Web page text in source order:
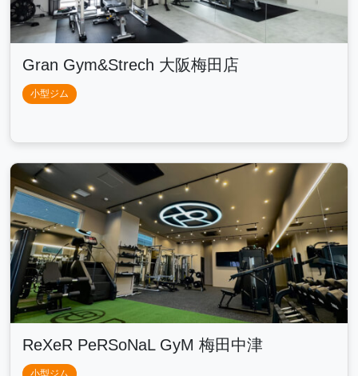
Gran Gym&Strech 大阪梅田店
小型ジム
ReXeR PeRSoNaL GyM 梅田中津
小型ジム